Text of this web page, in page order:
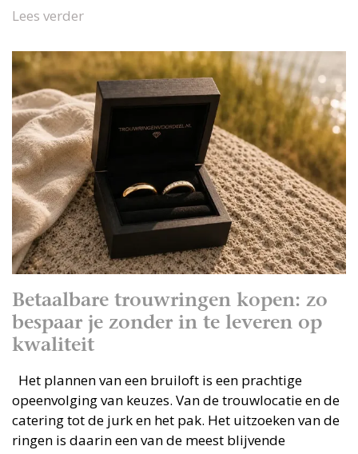
Lees verder
Betaalbare trouwringen kopen: zo
bespaar je zonder in te leveren op
kwaliteit
Het plannen van een bruiloft is een prachtige
opeenvolging van keuzes. Van de trouwlocatie en de
catering tot de jurk en het pak. Het uitzoeken van de
ringen is daarin een van de meest blijvende